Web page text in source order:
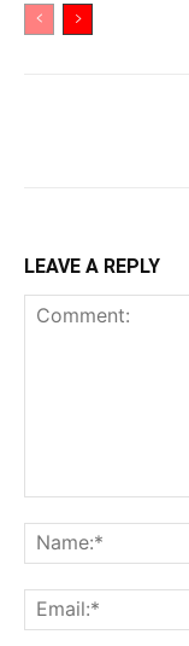
LEAVE A REPLY